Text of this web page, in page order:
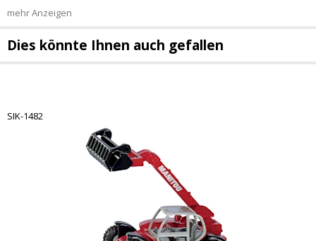
mehr Anzeigen
Dies könnte Ihnen auch gefallen
SIK-1482